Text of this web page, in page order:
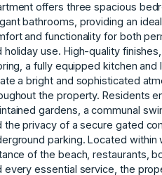
offers three spacious
bathrooms, providing an
and functionality for both
holiday use. High-quality
a fully equipped kitchen and
a bright and sophisticated
the property. Residents
gardens, a communal
the privacy of a secure gated
parking. Located within
of the beach, restaurants,
every essential service, the